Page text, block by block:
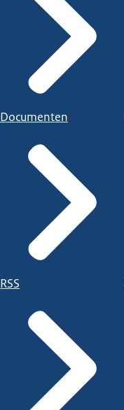
Documenten
RSS